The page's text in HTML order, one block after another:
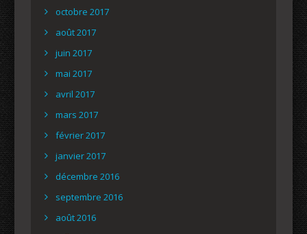
octobre 2017
août 2017
juin 2017
mai 2017
avril 2017
mars 2017
février 2017
janvier 2017
décembre 2016
septembre 2016
août 2016